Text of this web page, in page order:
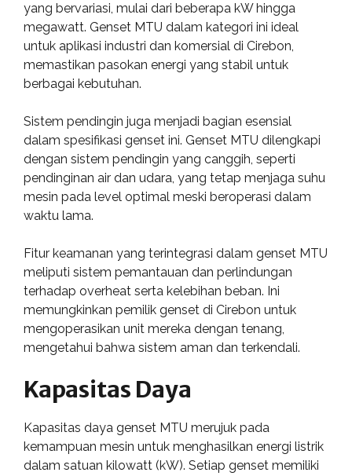
yang bervariasi, mulai dari beberapa kW hingga
megawatt. Genset MTU dalam kategori ini ideal
untuk aplikasi industri dan komersial di Cirebon,
memastikan pasokan energi yang stabil untuk
berbagai kebutuhan.
Sistem pendingin juga menjadi bagian esensial
dalam spesifikasi genset ini. Genset MTU dilengkapi
dengan sistem pendingin yang canggih, seperti
pendinginan air dan udara, yang tetap menjaga suhu
mesin pada level optimal meski beroperasi dalam
waktu lama.
Fitur keamanan yang terintegrasi dalam genset MTU
meliputi sistem pemantauan dan perlindungan
terhadap overheat serta kelebihan beban. Ini
memungkinkan pemilik genset di Cirebon untuk
mengoperasikan unit mereka dengan tenang,
mengetahui bahwa sistem aman dan terkendali.
Kapasitas Daya
Kapasitas daya genset MTU merujuk pada
kemampuan mesin untuk menghasilkan energi listrik
dalam satuan kilowatt (kW). Setiap genset memiliki